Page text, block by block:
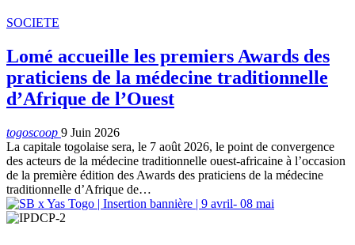
SOCIETE
Lomé accueille les premiers Awards des
praticiens de la médecine traditionnelle
d’Afrique de l’Ouest
togoscoop 9 Juin 2026
La capitale togolaise sera, le 7 août 2026, le point de convergence
des acteurs de la médecine traditionnelle ouest-africaine à l’occasion
de la première édition des Awards des praticiens de la médecine
traditionnelle d’Afrique de…